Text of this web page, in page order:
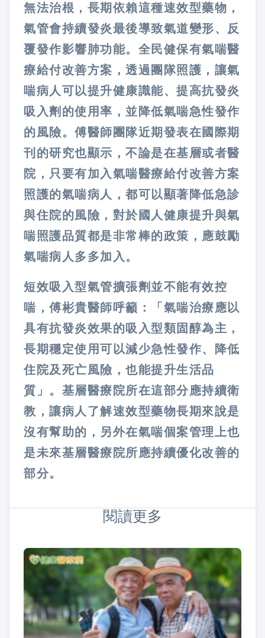
無法治根，長期依賴這種速效型藥物，
氣管會持續發炎最後導致氣道變形、反
覆發作影響肺功能。全民健保有氣喘醫
療給付改善方案，透過團隊照護，讓氣
喘病人可以提升健康識能、提高抗發炎
吸入劑的使用率，並降低氣喘急性發作
的風險。傅醫師團隊近期發表在國際期
刊的研究也顯示，不論是在基層或者醫
院，只要有加入氣喘醫療給付改善方案
照護的氣喘病人，都可以顯著降低急診
與住院的風險，對於國人健康提升與氣
喘照護品質都是非常棒的政策，應鼓勵
氣喘病人多多加入。
短效吸入型氣管擴張劑並不能有效控
喘，傅彬貴醫師呼籲：「氣喘治療應以
具有抗發炎效果的吸入型類固醇為主，
長期穩定使用可以減少急性發作、降低
住院及死亡風險，也能提升生活品
質」。基層醫療院所在這部分應持續衛
教，讓病人了解速效型藥物長期來說是
沒有幫助的，另外在氣喘個案管理上也
是未來基層醫療院所應持續優化改善的
部分。
閱讀更多